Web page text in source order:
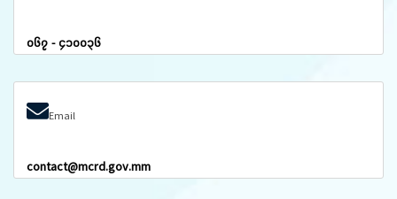
၀၆၇ - ၄၁၀၀၃၆
Email
contact@mcrd.gov.mm